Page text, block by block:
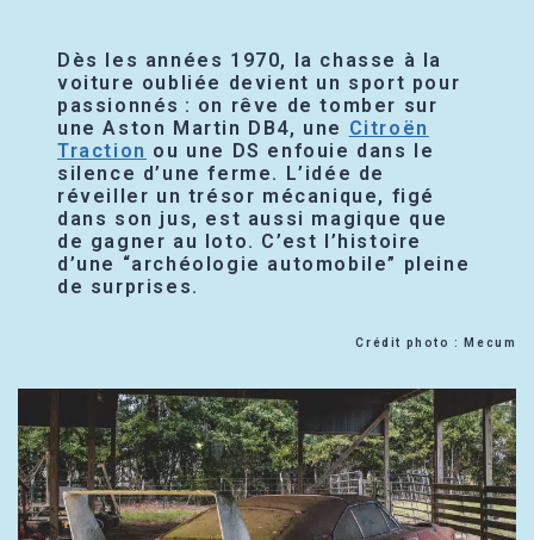
Dès les années 1970, la chasse à la
voiture oubliée devient un sport pour
passionnés : on rêve de tomber sur
une Aston Martin DB4, une Citroën
Traction ou une DS enfouie dans le
silence d’une ferme. L’idée de
réveiller un trésor mécanique, figé
dans son jus, est aussi magique que
de gagner au loto. C’est l’histoire
d’une “archéologie automobile” pleine
de surprises.
Crédit photo : Mecum